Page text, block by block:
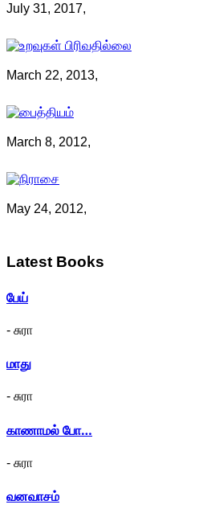
July 31, 2017,
March 22, 2013,
March 8, 2012,
May 24, 2012,
Latest Books
பேய்
- சுரா
மாது
- சுரா
காணாமல் போ…
- சுரா
வனவாசம்